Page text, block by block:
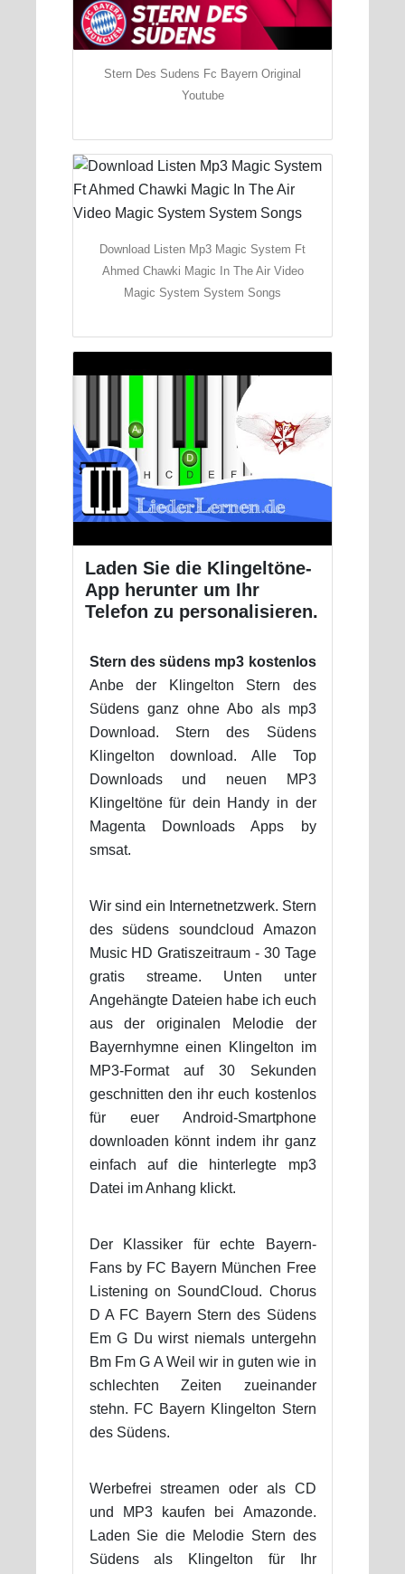
Stern Des Sudens Fc Bayern Original
Youtube
Download Listen Mp3 Magic System Ft
Ahmed Chawki Magic In The Air Video
Magic System System Songs
Laden Sie die Klingeltöne-
App herunter um Ihr
Telefon zu personalisieren.
Stern des südens mp3 kostenlos
Anbe der Klingelton Stern des
Südens ganz ohne Abo als mp3
Download. Stern des Südens
Klingelton download. Alle Top
Downloads und neuen MP3
Klingeltöne für dein Handy in der
Magenta Downloads Apps by
smsat.
Wir sind ein Internetnetzwerk. Stern
des südens soundcloud Amazon
Music HD Gratiszeitraum - 30 Tage
gratis streame. Unten unter
Angehängte Dateien habe ich euch
aus der originalen Melodie der
Bayernhymne einen Klingelton im
MP3-Format auf 30 Sekunden
geschnitten den ihr euch kostenlos
für euer Android-Smartphone
downloaden könnt indem ihr ganz
einfach auf die hinterlegte mp3
Datei im Anhang klickt.
Der Klassiker für echte Bayern-
Fans by FC Bayern München Free
Listening on SoundCloud. Chorus
D A FC Bayern Stern des Südens
Em G Du wirst niemals untergehn
Bm Fm G A Weil wir in guten wie in
schlechten Zeiten zueinander
stehn. FC Bayern Klingelton Stern
des Südens.
Werbefrei streamen oder als CD
und MP3 kaufen bei Amazonde.
Laden Sie die Melodie Stern des
Südens als Klingelton für Ihr